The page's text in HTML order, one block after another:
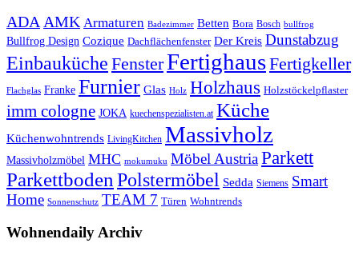
ADA AMK Armaturen Badezimmer Betten Bora Bosch bullfrog
Bullfrog Design Cozique Dachflächenfenster Der Kreis Dunstabzug
Einbauküche FensterFertighausFertigkeller
Flachglas Franke Furnier Glas Holz Holzhaus Holzstöckelpflaster
imm cologne JOKA kuechenspezialisten.at Küche
Küchenwohntrends LivingKitchen Massivholz
Massivholzmöbel MHC mokumuku Möbel AustriaParkett
Parkettboden Polstermöbel Sedda Siemens Smart
Home Sonnenschutz TEAM 7 Türen Wohntrends
Wohnendaily Archiv